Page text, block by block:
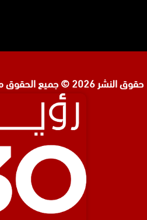
حقوق النشر 2026 © جميع الحقوق محفوظة لدى